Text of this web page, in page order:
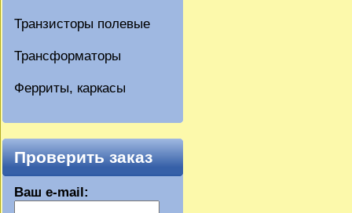
Транзисторы полевые
Трансформаторы
Ферриты, каркасы
Проверить заказ
Ваш e-mail: